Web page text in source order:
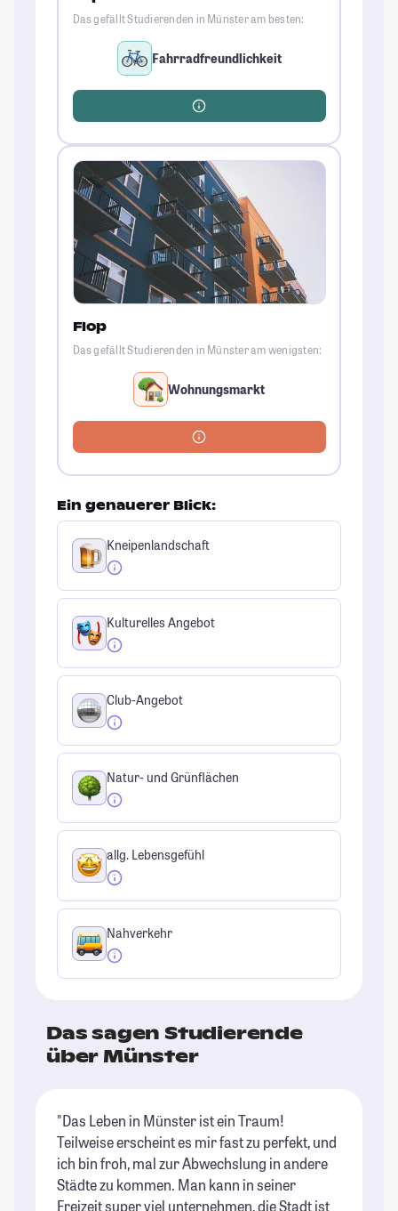
Das gefällt Studierenden in Münster am besten:
Fahrradfreundlichkeit
Flop
Das gefällt Studierenden in Münster am wenigsten:
Wohnungsmarkt
Ein genauerer Blick:
Kneipenlandschaft
Kulturelles Angebot
Club-Angebot
Natur- und Grünflächen
allg. Lebensgefühl
Nahverkehr
Das sagen Studierende
über Münster
"Das Leben in Münster ist ein Traum!
Teilweise erscheint es mir fast zu perfekt, und
ich bin froh, mal zur Abwechslung in andere
Städte zu kommen. Man kann in seiner
Freizeit super viel unternehmen, die Stadt ist